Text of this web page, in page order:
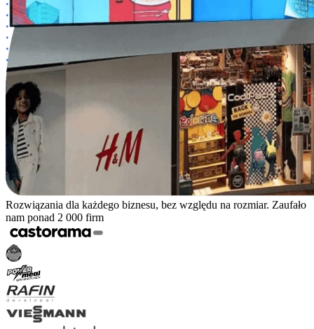
Rozwiązania dla każdego biznesu, bez względu na rozmiar. Zaufało
nam ponad 2 000 firm